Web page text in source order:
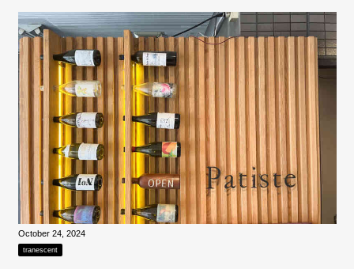
October 24, 2024
tranescent